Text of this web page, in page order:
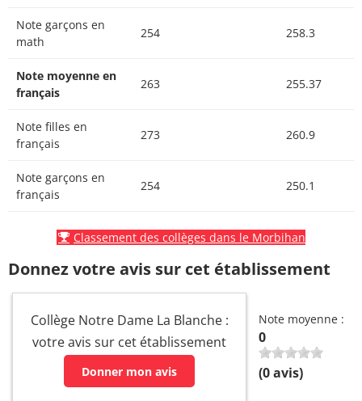
Note garçons en
math
254 258.3
Note moyenne en
français
263 255.37
Note filles en
français
273 260.9
Note garçons en
français
254 250.1
Classement des collèges dans le Morbihan
Donnez votre avis sur cet établissement
Collège Notre Dame La Blanche :
votre avis sur cet établissement
Donner mon avis
Note moyenne :
0
(0avis)